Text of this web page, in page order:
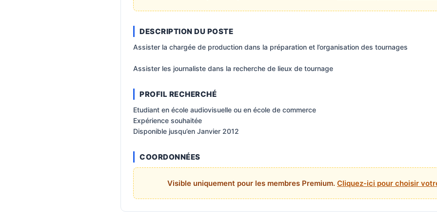
DESCRIPTION DU POSTE
Assister la chargée de production dans la préparation et l’organisation des tournages
Assister les journaliste dans la recherche de lieux de tournage
PROFIL RECHERCHÉ
Etudiant en école audiovisuelle ou en école de commerce
Expérience souhaitée
Disponible jusqu’en Janvier 2012
COORDONNÉES
Visible uniquement pour les membres Premium. Cliquez-ici pour choisir